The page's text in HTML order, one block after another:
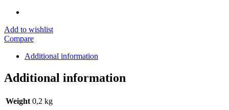
Add to wishlist
Compare
Additional information
Additional information
Weight 0,2 kg